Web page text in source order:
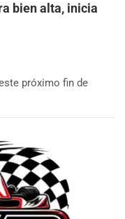
bien alta, inicia
próximo fin de